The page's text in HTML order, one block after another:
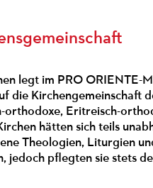
legt im PRO ORIENTE-
die Kirchengemeinschaft
Eritreisch-
hätten sich teils
Theologien, Liturgien
jedoch pflegten sie stets